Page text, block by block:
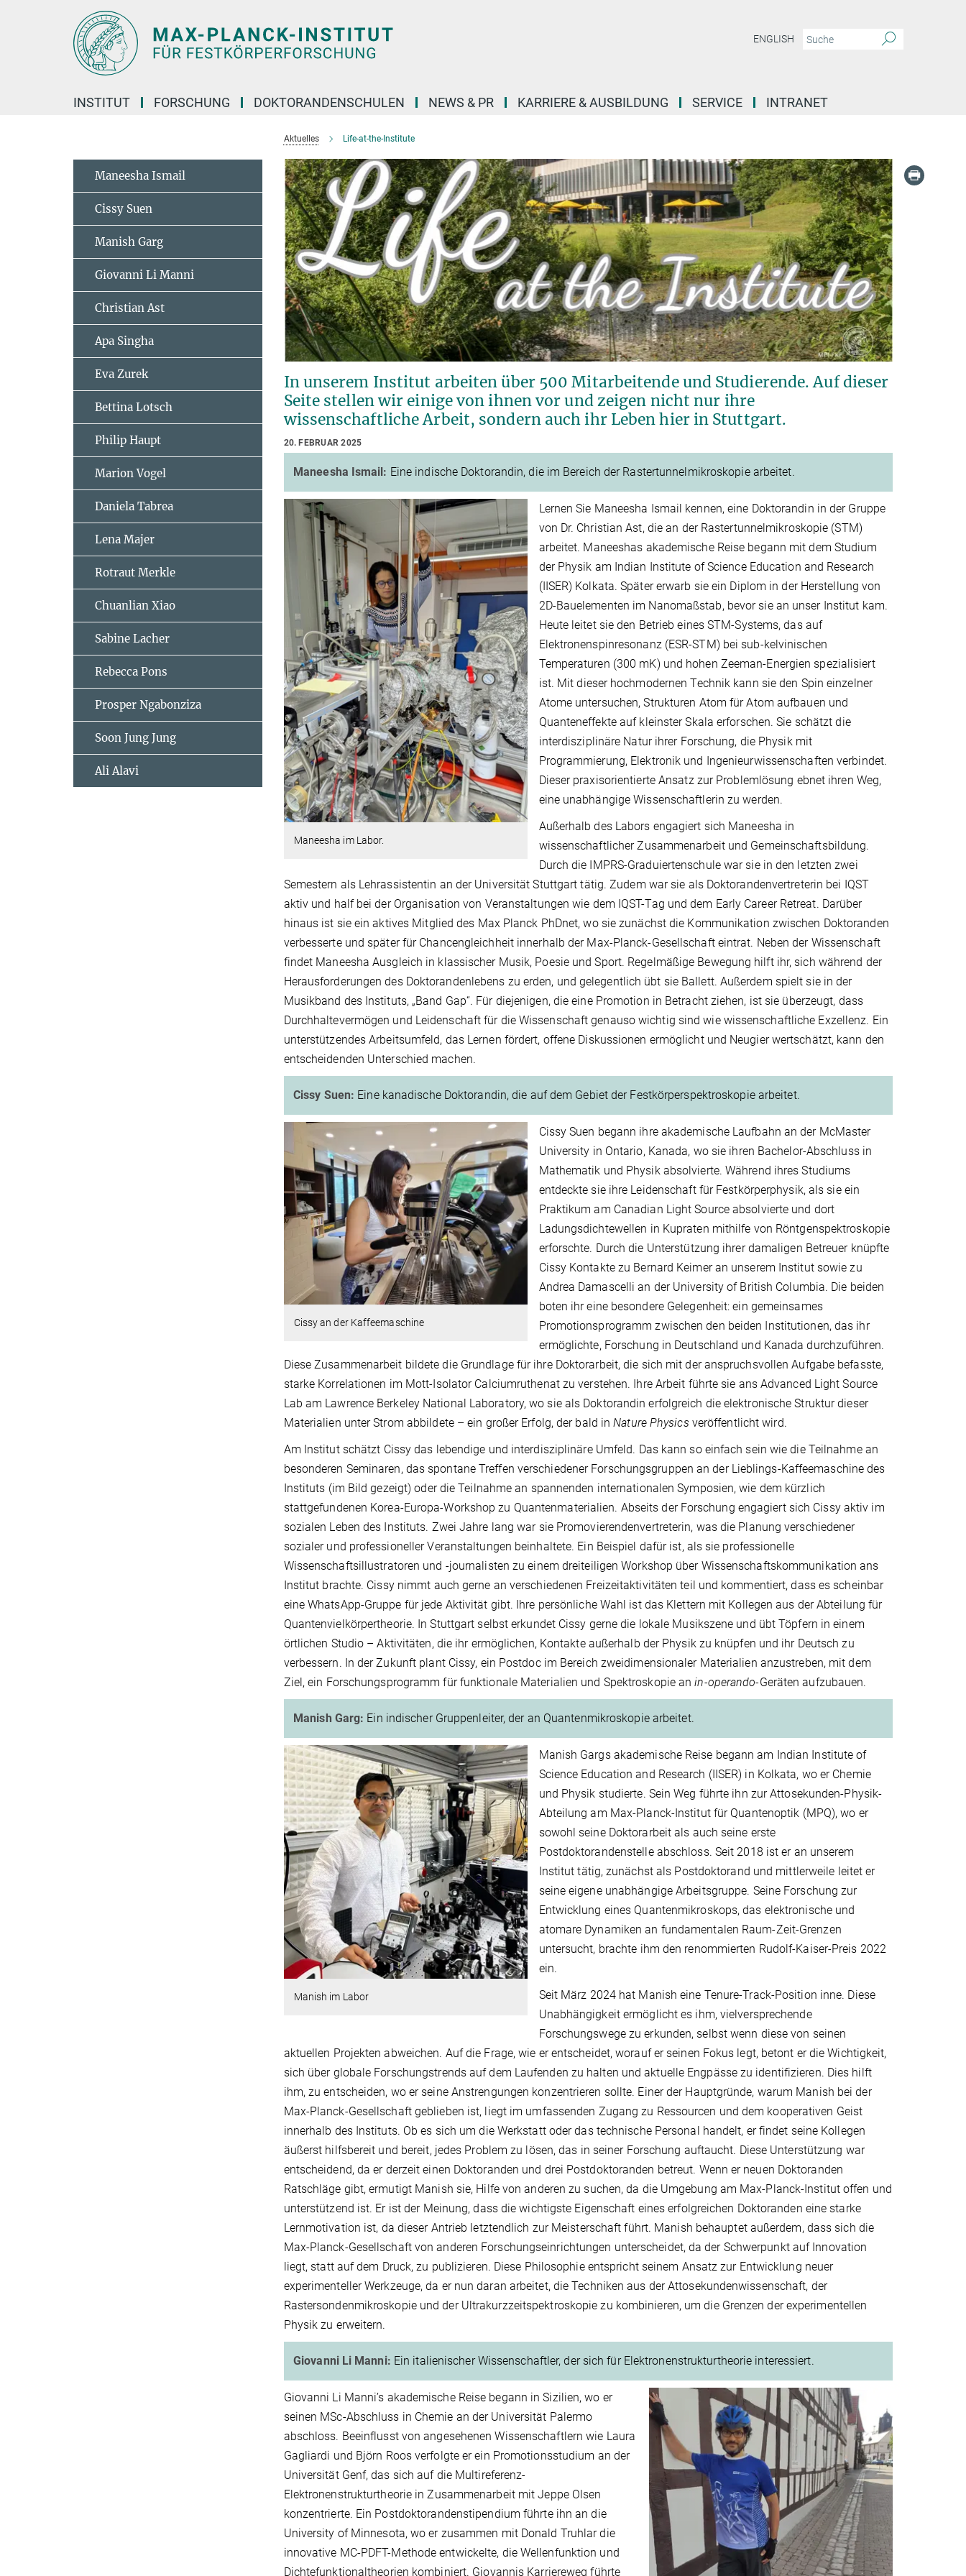
ENGLISH
INSTITUT FORSCHUNG DOKTORANDENSCHULEN NEWS & PR KARRIERE & AUSBILDUNG SERVICE INTRANET
Aktuelles Life-at-the-Institute
In unserem Institut arbeiten über 500 Mitarbeitende und Studierende. Auf dieser
Seite stellen wir einige von ihnen vor und zeigen nicht nur ihre
wissenschaftliche Arbeit, sondern auch ihr Leben hier in Stuttgart.
20. FEBRUAR 2025
Maneesha Ismail: Eine indische Doktorandin, die im Bereich der Rastertunnelmikroskopie arbeitet.
Maneesha im Labor.
Lernen Sie Maneesha Ismail kennen, eine Doktorandin in der Gruppe
von Dr. Christian Ast, die an der Rastertunnelmikroskopie (STM)
arbeitet. Maneeshas akademische Reise begann mit dem Studium
der Physik am Indian Institute of Science Education and Research
(IISER) Kolkata. Später erwarb sie ein Diplom in der Herstellung von
2D-Bauelementen im Nanomaßstab, bevor sie an unser Institut kam.
Heute leitet sie den Betrieb eines STM-Systems, das auf
Elektronenspinresonanz (ESR-STM) bei sub-kelvinischen
Temperaturen (300 mK) und hohen Zeeman-Energien spezialisiert
ist. Mit dieser hochmodernen Technik kann sie den Spin einzelner
Atome untersuchen, Strukturen Atom für Atom aufbauen und
Quanteneffekte auf kleinster Skala erforschen. Sie schätzt die
interdisziplinäre Natur ihrer Forschung, die Physik mit
Programmierung, Elektronik und Ingenieurwissenschaften verbindet.
Dieser praxisorientierte Ansatz zur Problemlösung ebnet ihren Weg,
eine unabhängige Wissenschaftlerin zu werden.
Außerhalb des Labors engagiert sich Maneesha in
wissenschaftlicher Zusammenarbeit und Gemeinschaftsbildung.
Durch die IMPRS-Graduiertenschule war sie in den letzten zwei
Semestern als Lehrassistentin an der Universität Stuttgart tätig. Zudem war sie als Doktorandenvertreterin bei IQST
aktiv und half bei der Organisation von Veranstaltungen wie dem IQST-Tag und dem Early Career Retreat. Darüber
hinaus ist sie ein aktives Mitglied des Max Planck PhDnet, wo sie zunächst die Kommunikation zwischen Doktoranden
verbesserte und später für Chancengleichheit innerhalb der Max-Planck-Gesellschaft eintrat. Neben der Wissenschaft
findet Maneesha Ausgleich in klassischer Musik, Poesie und Sport. Regelmäßige Bewegung hilft ihr, sich während der
Herausforderungen des Doktorandenlebens zu erden, und gelegentlich übt sie Ballett. Außerdem spielt sie in der
Musikband des Instituts, „Band Gap“. Für diejenigen, die eine Promotion in Betracht ziehen, ist sie überzeugt, dass
Durchhaltevermögen und Leidenschaft für die Wissenschaft genauso wichtig sind wie wissenschaftliche Exzellenz. Ein
unterstützendes Arbeitsumfeld, das Lernen fördert, offene Diskussionen ermöglicht und Neugier wertschätzt, kann den
entscheidenden Unterschied machen.
Cissy Suen: Eine kanadische Doktorandin, die auf dem Gebiet der Festkörperspektroskopie arbeitet.
Cissy an der Kaffeemaschine
Cissy Suen begann ihre akademische Laufbahn an der McMaster
University in Ontario, Kanada, wo sie ihren Bachelor-Abschluss in
Mathematik und Physik absolvierte. Während ihres Studiums
entdeckte sie ihre Leidenschaft für Festkörperphysik, als sie ein
Praktikum am Canadian Light Source absolvierte und dort
Ladungsdichtewellen in Kupraten mithilfe von Röntgenspektroskopie
erforschte. Durch die Unterstützung ihrer damaligen Betreuer knüpfte
Cissy Kontakte zu Bernard Keimer an unserem Institut sowie zu
Andrea Damascelli an der University of British Columbia. Die beiden
boten ihr eine besondere Gelegenheit: ein gemeinsames
Promotionsprogramm zwischen den beiden Institutionen, das ihr
ermöglichte, Forschung in Deutschland und Kanada durchzuführen.
Diese Zusammenarbeit bildete die Grundlage für ihre Doktorarbeit, die sich mit der anspruchsvollen Aufgabe befasste,
starke Korrelationen im Mott-Isolator Calciumruthenat zu verstehen. Ihre Arbeit führte sie ans Advanced Light Source
Lab am Lawrence Berkeley National Laboratory, wo sie als Doktorandin erfolgreich die elektronische Struktur dieser
Materialien unter Strom abbildete – ein großer Erfolg, der bald inNature Physics veröffentlicht wird.
Am Institut schätzt Cissy das lebendige und interdisziplinäre Umfeld. Das kann so einfach sein wie die Teilnahme an
besonderen Seminaren, das spontane Treffen verschiedener Forschungsgruppen an der Lieblings-Kaffeemaschine des
Instituts (im Bild gezeigt) oder die Teilnahme an spannenden internationalen Symposien, wie dem kürzlich
stattgefundenen Korea-Europa-Workshop zu Quantenmaterialien. Abseits der Forschung engagiert sich Cissy aktiv im
sozialen Leben des Instituts. Zwei Jahre lang war sie Promovierendenvertreterin, was die Planung verschiedener
sozialer und professioneller Veranstaltungen beinhaltete. Ein Beispiel dafür ist, als sie professionelle
Wissenschaftsillustratoren und -journalisten zu einem dreiteiligen Workshop über Wissenschaftskommunikation ans
Institut brachte. Cissy nimmt auch gerne an verschiedenen Freizeitaktivitäten teil und kommentiert, dass es scheinbar
eine WhatsApp-Gruppe für jede Aktivität gibt. Ihre persönliche Wahl ist das Klettern mit Kollegen aus der Abteilung für
Quantenvielkörpertheorie. In Stuttgart selbst erkundet Cissy gerne die lokale Musikszene und übt Töpfern in einem
örtlichen Studio – Aktivitäten, die ihr ermöglichen, Kontakte außerhalb der Physik zu knüpfen und ihr Deutsch zu
verbessern. In der Zukunft plant Cissy, ein Postdoc im Bereich zweidimensionaler Materialien anzustreben, mit dem
Ziel, ein Forschungsprogramm für funktionale Materialien und Spektroskopie anin-operando-Geräten aufzubauen.
Manish Garg: Ein indischer Gruppenleiter, der an Quantenmikroskopie arbeitet.
Manish im Labor
Manish Gargs akademische Reise begann am Indian Institute of
Science Education and Research (IISER) in Kolkata, wo er Chemie
und Physik studierte. Sein Weg führte ihn zur Attosekunden-Physik-
Abteilung am Max-Planck-Institut für Quantenoptik (MPQ), wo er
sowohl seine Doktorarbeit als auch seine erste
Postdoktorandenstelle abschloss. Seit 2018 ist er an unserem
Institut tätig, zunächst als Postdoktorand und mittlerweile leitet er
seine eigene unabhängige Arbeitsgruppe. Seine Forschung zur
Entwicklung eines Quantenmikroskops, das elektronische und
atomare Dynamiken an fundamentalen Raum-Zeit-Grenzen
untersucht, brachte ihm den renommierten Rudolf-Kaiser-Preis 2022
ein.
Seit März 2024 hat Manish eine Tenure-Track-Position inne. Diese
Unabhängigkeit ermöglicht es ihm, vielversprechende
Forschungswege zu erkunden, selbst wenn diese von seinen
aktuellen Projekten abweichen. Auf die Frage, wie er entscheidet, worauf er seinen Fokus legt, betont er die Wichtigkeit,
sich über globale Forschungstrends auf dem Laufenden zu halten und aktuelle Engpässe zu identifizieren. Dies hilft
ihm, zu entscheiden, wo er seine Anstrengungen konzentrieren sollte. Einer der Hauptgründe, warum Manish bei der
Max-Planck-Gesellschaft geblieben ist, liegt im umfassenden Zugang zu Ressourcen und dem kooperativen Geist
innerhalb des Instituts. Ob es sich um die Werkstatt oder das technische Personal handelt, er findet seine Kollegen
äußerst hilfsbereit und bereit, jedes Problem zu lösen, das in seiner Forschung auftaucht. Diese Unterstützung war
entscheidend, da er derzeit einen Doktoranden und drei Postdoktoranden betreut. Wenn er neuen Doktoranden
Ratschläge gibt, ermutigt Manish sie, Hilfe von anderen zu suchen, da die Umgebung am Max-Planck-Institut offen und
unterstützend ist. Er ist der Meinung, dass die wichtigste Eigenschaft eines erfolgreichen Doktoranden eine starke
Lernmotivation ist, da dieser Antrieb letztendlich zur Meisterschaft führt. Manish behauptet außerdem, dass sich die
Max-Planck-Gesellschaft von anderen Forschungseinrichtungen unterscheidet, da der Schwerpunkt auf Innovation
liegt, statt auf dem Druck, zu publizieren. Diese Philosophie entspricht seinem Ansatz zur Entwicklung neuer
experimenteller Werkzeuge, da er nun daran arbeitet, die Techniken aus der Attosekundenwissenschaft, der
Rastersondenmikroskopie und der Ultrakurzzeitspektroskopie zu kombinieren, um die Grenzen der experimentellen
Physik zu erweitern.
Giovanni Li Manni: Ein italienischer Wissenschaftler, der sich für Elektronenstrukturtheorie interessiert.
Giovanni Li Manni’s akademische Reise begann in Sizilien, wo er
seinen MSc-Abschluss in Chemie an der Universität Palermo
abschloss. Beeinflusst von angesehenen Wissenschaftlern wie Laura
Gagliardi und Björn Roos verfolgte er ein Promotionsstudium an der
Universität Genf, das sich auf die Multireferenz-
Elektronenstrukturtheorie in Zusammenarbeit mit Jeppe Olsen
konzentrierte. Ein Postdoktorandenstipendium führte ihn an die
University of Minnesota, wo er zusammen mit Donald Truhlar die
innovative MC-PDFT-Methode entwickelte, die Wellenfunktion und
Dichtefunktionaltheorien kombiniert. Giovannis Karriereweg führte
Maneesha Ismail
Cissy Suen
Manish Garg
Giovanni Li Manni
Christian Ast
Apa Singha
Eva Zurek
Bettina Lotsch
Philip Haupt
Marion Vogel
Daniela Tabrea
Lena Majer
Rotraut Merkle
Chuanlian Xiao
Sabine Lacher
Rebecca Pons
Prosper Ngabonziza
Soon Jung Jung
Ali Alavi